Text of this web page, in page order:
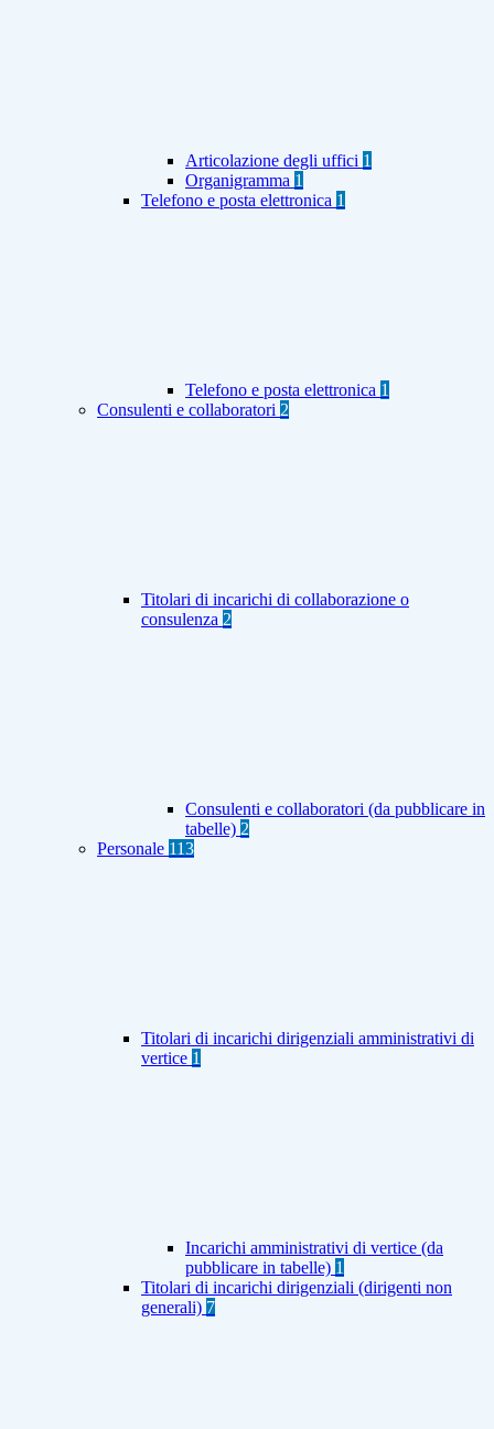
Articolazione degli uffici 1
Organigramma 1
Telefono e posta elettronica 1
Telefono e posta elettronica 1
Consulenti e collaboratori 2
Titolari di incarichi di collaborazione o
consulenza 2
Consulenti e collaboratori (da pubblicare in
tabelle) 2
Personale 113
Titolari di incarichi dirigenziali amministrativi di
vertice 1
Incarichi amministrativi di vertice (da
pubblicare in tabelle) 1
Titolari di incarichi dirigenziali (dirigenti non
generali) 7